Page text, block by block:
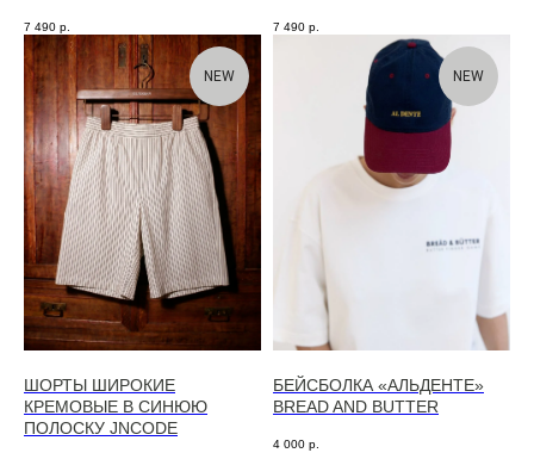
7 490 р. 7 490 р.
NEW
ШОРТЫ ШИРОКИЕ
КРЕМОВЫЕ В СИНЮЮ
ПОЛОСКУ JNCODE
NEW
БЕЙСБОЛКА «АЛЬДЕНТЕ»
BREAD AND BUTTER
4 000 р.